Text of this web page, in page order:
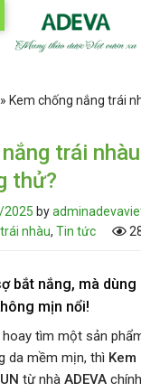
» Kem chống nắng trái
trái
thử?
2025 by
nhàu, Tin tức
bắt nắng, mà
mịn nổi!
tìm một sản
da mềm mịn, thì
từ nhà ADEVA